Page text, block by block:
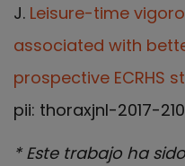
J. Leisure-time
associated with
prospective ECRHS
pii: thoraxjnl-2017-
* Este trabajo ha